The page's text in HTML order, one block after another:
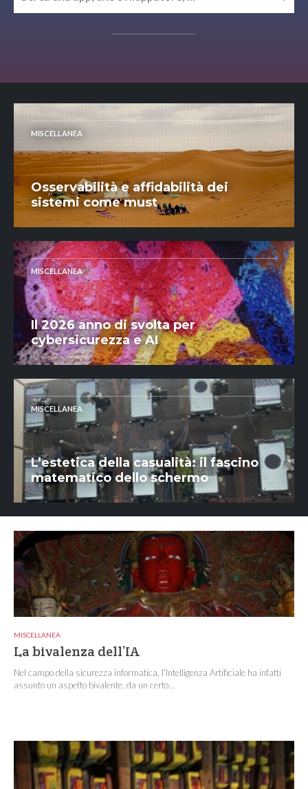
MISCELLANEA
Osservabilità e affidabilità dei
sistemi come must
MISCELLANEA
Il 2026 anno di svolta per
cybersicurezza e AI
MISCELLANEA
L’estetica della casualità: il fascino
matematico dello schermo
MISCELLANEA
La bivalenza dell’IA
Nel campo della sicurezza informatica, l’Intelligenza Artificiale ha infatti
assunto un aspetto bivalente, da un certo...